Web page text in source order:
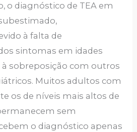
o diagnóstico de TEA em
à falta de
sintomas em idades
à sobreposição com outros
Muitos adultos com
os de níveis mais altos de
sem
o diagnóstico apenas